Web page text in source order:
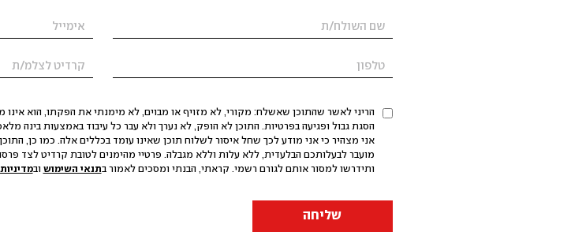
הריני לאשר שהתוכן שאשלח: מקורי, לא מזויף או מבוים, לא מימנתי את הפקתו, הוא אינו
אני מצהיר כי אני מודע לכך שחל איסור לשלוח תוכן שאינו עומד בכללים אלה. כמו כן,
מועבר לבעלותכם הבלעדית, ללא עלות וללא מגבלה. פרטיי מהימנים לטובת קרדיט לצד
ותידרשו למסור אותם לגורם רשמי. קראתי, הבנתי ומסכים לאמור בתנאי השימוש וב
שליחה